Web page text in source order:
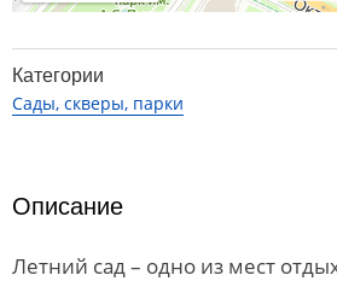
Категории
Сады, скверы, парки
Описание
Летний сад – одно из мест